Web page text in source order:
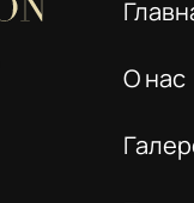
О нас